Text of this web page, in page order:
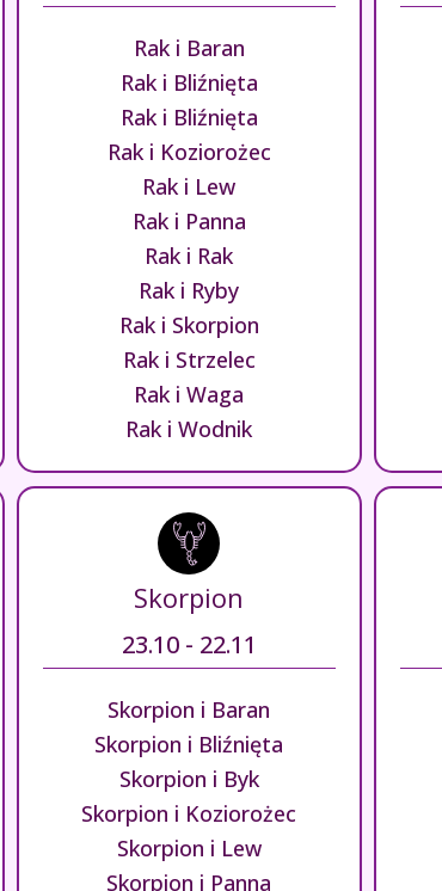
Rak i Baran
Rak i Bliźnięta
Rak i Bliźnięta
Rak i Koziorożec
Rak i Lew
Rak i Panna
Rak i Rak
Rak i Ryby
Rak i Skorpion
Rak i Strzelec
Rak i Waga
Rak i Wodnik
Skorpion
23.10 - 22.11
Skorpion i Baran
Skorpion i Bliźnięta
Skorpion i Byk
Skorpion i Koziorożec
Skorpion i Lew
Skorpion i Panna